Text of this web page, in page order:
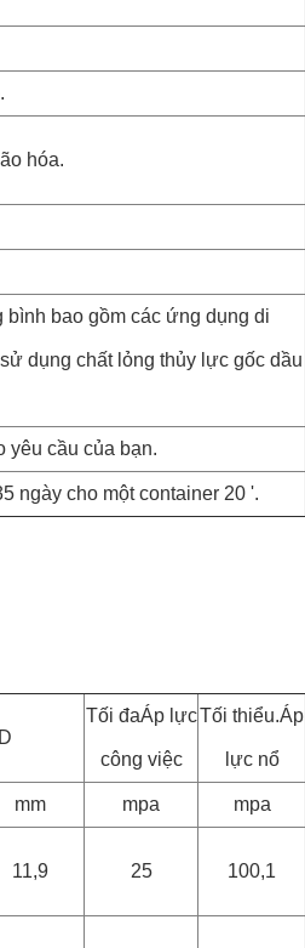
hóa.
bao gồm các ứng dụng di
dụng chất lỏng thủy lực gốc dầu
yêu cầu của bạn.
ngày cho một container 20 '.
Tối đaÁp lực
công việc
Tối thiểu.Áp
lực nổ
mm mpa mpa
11,9 25 100,1